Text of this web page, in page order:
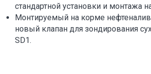
стандартной установки и монтажа
Монтируемый на корме
новый клапан для зондирования
SD1.